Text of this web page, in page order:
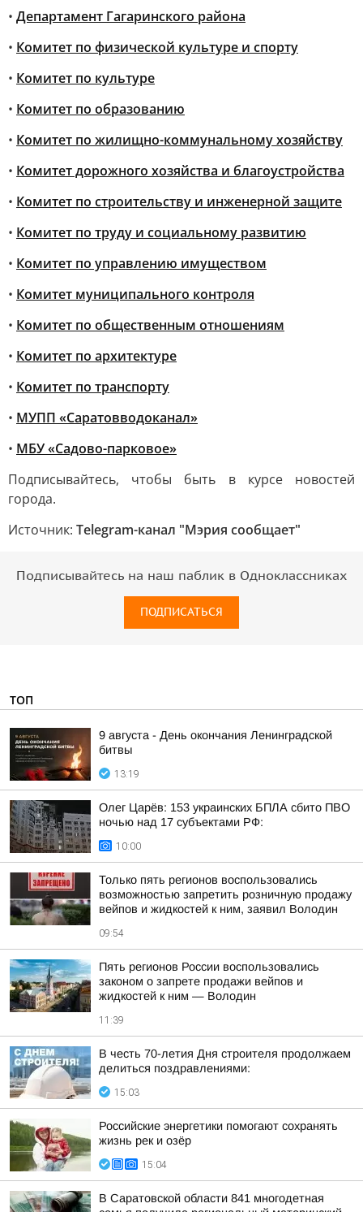
• Департамент Гагаринского района
• Комитет по физической культуре и спорту
• Комитет по культуре
• Комитет по образованию
• Комитет по жилищно-коммунальному хозяйству
• Комитет дорожного хозяйства и благоустройства
• Комитет по строительству и инженерной защите
• Комитет по труду и социальному развитию
• Комитет по управлению имуществом
• Комитет муниципального контроля
• Комитет по общественным отношениям
• Комитет по архитектуре
• Комитет по транспорту
• МУПП «Саратовводоканал»
• МБУ «Садово-парковое»
Подписывайтесь, чтобы быть в курсе новостей
города.
Источник: Telegram-канал "Мэрия сообщает"
Подписывайтесь на наш паблик в Одноклассниках
ПОДПИСАТЬСЯ
ТОП
9 августа - День окончания Ленинградской
битвы
13:19
Олег Царёв: 153 украинских БПЛА сбито ПВО
ночью над 17 субъектами РФ:
10:00
Только пять регионов воспользовались
возможностью запретить розничную продажу
вейпов и жидкостей к ним, заявил Володин
09:54
Пять регионов России воспользовались
законом о запрете продажи вейпов и
жидкостей к ним — Володин
11:39
В честь 70-летия Дня строителя продолжаем
делиться поздравлениями:
15:03
Российские энергетики помогают сохранять
жизнь рек и озёр
15:04
В Саратовской области 841 многодетная